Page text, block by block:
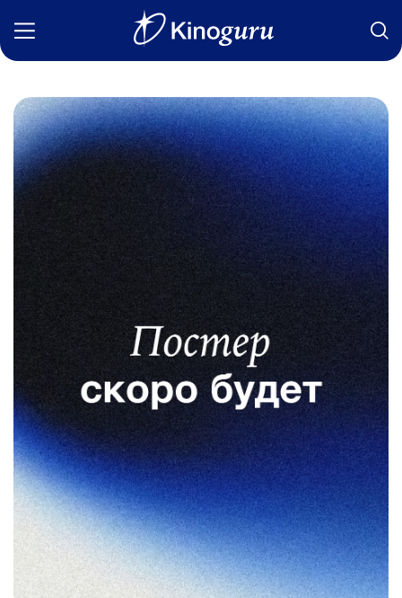
Фильмы
Статьи
Сериалы
Новости
Подборки
Рецензии
О нас
Авторы